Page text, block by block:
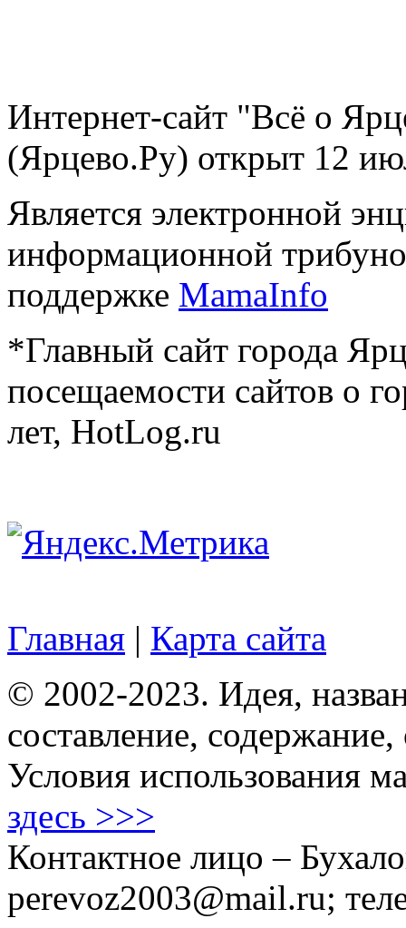
Интернет-сайт "Всё о
(Ярцево.Ру) открыт 12
Является электронной
информационной
поддержке MamaInfo
*Главный сайт города
посещаемости сайтов о
лет, HotLog.ru
Главная | Карта сайта
© 2002-2023. Идея,
составление,
Условия использования
здесь >>>
Контактное лицо –
perevoz2003@mail.ru;